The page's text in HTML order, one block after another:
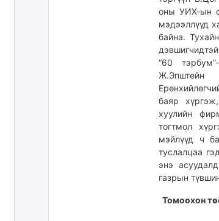
оны УИХ-ын
мэдээллүүд
байна.
“60
Ж.Эпштейн
баяр
хуулийн
тогтмол
мэйлүүд ч
туслалцаа
энэ
газрын
Томоохон